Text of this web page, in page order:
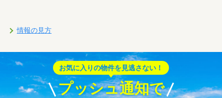
情報の見方
お気に入りの物件を見逃さない！
プッシュ通知で